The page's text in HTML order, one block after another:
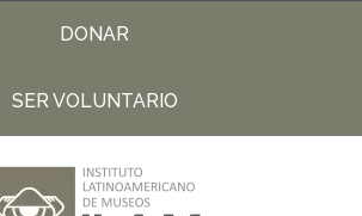
DONAR
SER VOLUNTARIO